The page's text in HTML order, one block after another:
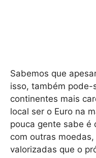
Sabemos que
isso, também pode-
continentes mais
local ser o Euro na
pouca gente sabe é
com outras
valorizadas que o